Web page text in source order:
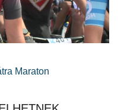
Maraton